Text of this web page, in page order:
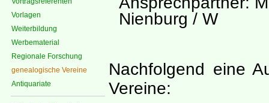
Vorlagen
Weiterbildung
Werbematerial
Regionale Forschung
genealogische Vereine
Antiquariate
Nienburg / W
Nachfolgend eine
Vereine: